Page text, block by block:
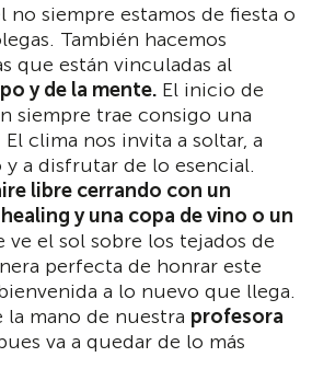
no siempre estamos de fiesta o
También hacemos
que están vinculadas al
y de la mente. El inicio de
siempre trae consigo una
clima nos invita a soltar, a
a disfrutar de lo esencial.
libre cerrando con un
y una copa de vino o un
ve el sol sobre los tejados de
perfecta de honrar este
a lo nuevo que llega.
la mano de nuestra profesora
va a quedar de lo más